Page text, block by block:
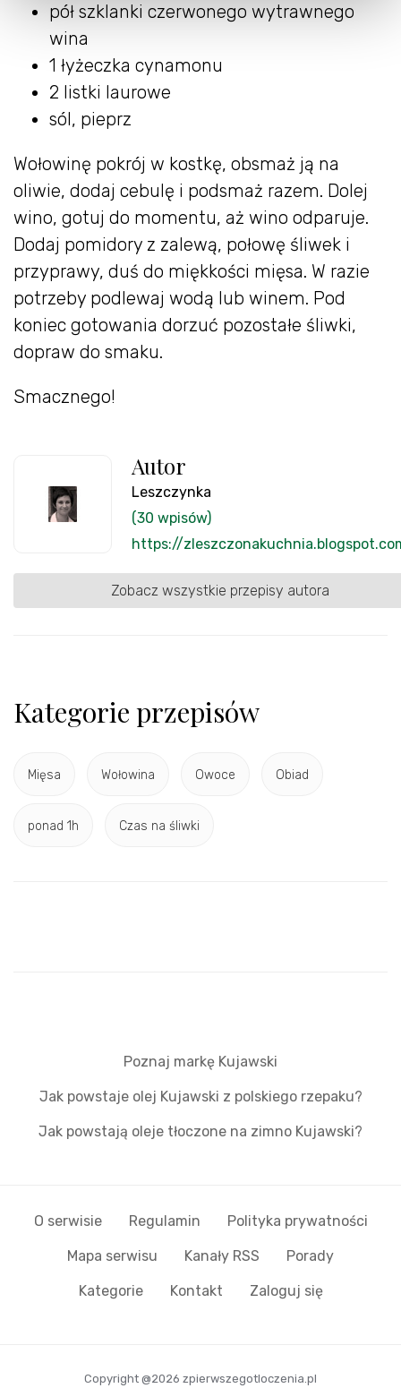
pół szklanki czerwonego wytrawnego
wina
1 łyżeczka cynamonu
2 listki laurowe
sól, pieprz
Wołowinę pokrój w kostkę, obsmaż ją na
oliwie, dodaj cebulę i podsmaż razem. Dolej
wino, gotuj do momentu, aż wino odparuje.
Dodaj pomidory z zalewą, połowę śliwek i
przyprawy, duś do miękkości mięsa. W razie
potrzeby podlewaj wodą lub winem. Pod
koniec gotowania dorzuć pozostałe śliwki,
dopraw do smaku.
Smacznego!
Autor
Leszczynka
(30 wpisów)
https://
Zobacz wszystkie przepisy autora
Kategorie przepisów
Mięsa Wołowina Owoce Obiad
ponad 1h Czas na śliwki
Poznaj markę Kujawski
Jak powstaje olej Kujawski z polskiego rzepaku?
Jak powstają oleje tłoczone na zimno Kujawski?
O serwisie Regulamin Polityka prywatności
Mapa serwisu Kanały RSS Porady
Kategorie Kontakt Zaloguj się
Copyright @2026 zpierwszegotloczenia.pl